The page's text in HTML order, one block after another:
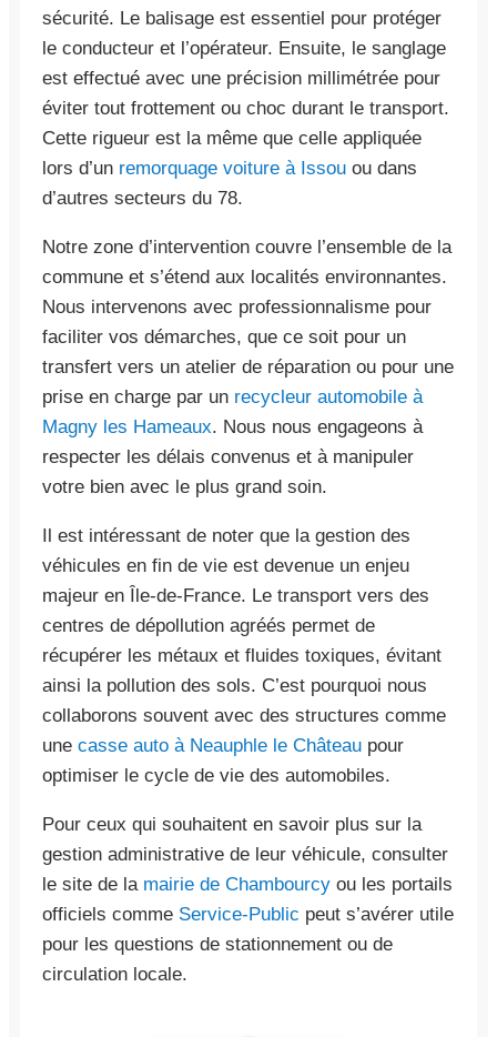
sécurité. Le balisage est essentiel pour protéger
le conducteur et l’opérateur. Ensuite, le sanglage
est effectué avec une précision millimétrée pour
éviter tout frottement ou choc durant le transport.
Cette rigueur est la même que celle appliquée
lors d’un remorquage voiture à Issou ou dans
d’autres secteurs du 78.
Notre zone d’intervention couvre l’ensemble de la
commune et s’étend aux localités environnantes.
Nous intervenons avec professionnalisme pour
faciliter vos démarches, que ce soit pour un
transfert vers un atelier de réparation ou pour une
prise en charge par un recycleur automobile à
Magny les Hameaux. Nous nous engageons à
respecter les délais convenus et à manipuler
votre bien avec le plus grand soin.
Il est intéressant de noter que la gestion des
véhicules en fin de vie est devenue un enjeu
majeur en Île-de-France. Le transport vers des
centres de dépollution agréés permet de
récupérer les métaux et fluides toxiques, évitant
ainsi la pollution des sols. C’est pourquoi nous
collaborons souvent avec des structures comme
une casse auto à Neauphle le Château pour
optimiser le cycle de vie des automobiles.
Pour ceux qui souhaitent en savoir plus sur la
gestion administrative de leur véhicule, consulter
le site de la mairie de Chambourcy ou les portails
officiels comme Service-Public peut s’avérer utile
pour les questions de stationnement ou de
circulation locale.